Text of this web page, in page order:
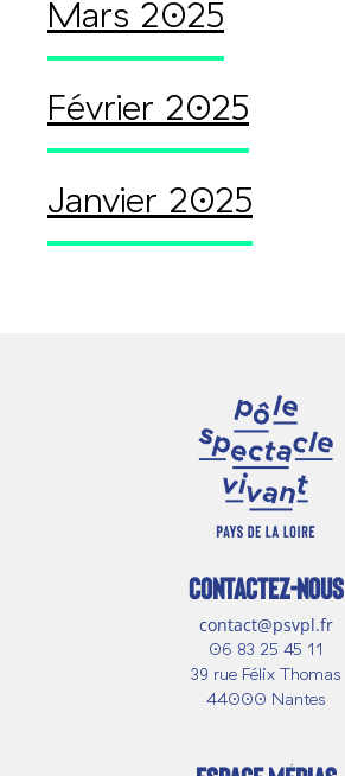
Mars 2025
Février 2025
Janvier 2025
CONTACTEZ-NOUS
contact@psvpl.fr
06 83 25 45 11
39 rue Félix Thomas
44000 Nantes